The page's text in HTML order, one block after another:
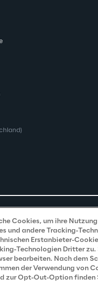
Cookies, um ihre
und andere Tracking-
Erstanbieter-
Technologien Dritter
bearbeiten. Nach dem
der Verwendung von
zur Opt-Out-Option finden